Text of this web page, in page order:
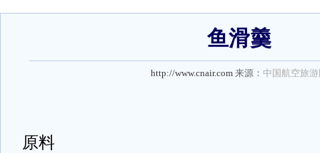
鱼滑羹
http://www.cnair.com 来源： 中国航空旅
原料